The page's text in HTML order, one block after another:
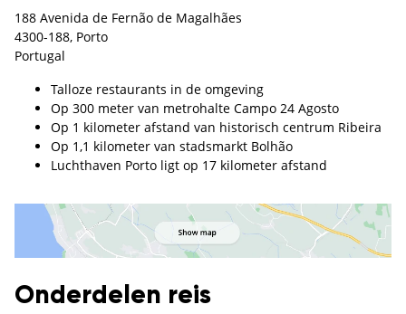
188 Avenida de Fernão de Magalhães
4300-188, Porto
Portugal
Talloze restaurants in de omgeving
Op 300 meter van metrohalte Campo 24 Agosto
Op 1 kilometer afstand van historisch centrum Ribeira
Op 1,1 kilometer van stadsmarkt Bolhão
Luchthaven Porto ligt op 17 kilometer afstand
Onderdelen reis